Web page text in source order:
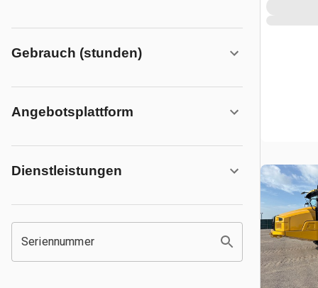
Gebrauch (stunden)
Angebotsplattform
Dienstleistungen
Seriennummer